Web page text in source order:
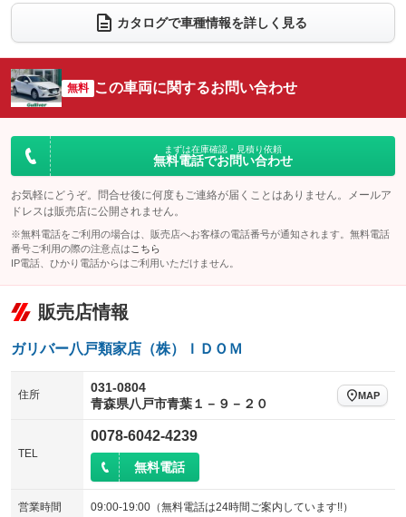
電動リアゲート フロントカメラ
：装備なし
：装備なし ：装備なし
サイドカメラ
：装備なし ルーフレール
：装備なし
：装備なし
：装備なし
カタログで車種情報を詳しく見る
無料 この車両に関するお問い合わせ
まずは在庫確認・見積り依頼
無料電話でお問い合わせ
お気軽にどうぞ。問合せ後に何度もご連絡が届くことはありません。メールア
ドレスは販売店に公開されません。
※無料電話をご利用の場合は、販売店へお客様の電話番号が通知されます。無料電話
番号ご利用の際の注意点は こちら
IP電話、ひかり電話からはご利用いただけません。
販売店情報
ガリバー八戸類家店（株）ＩＤＯＭ
住所
031-0804
青森県八戸市青葉１－９－２０
MAP
TEL
0078-6042-4239
無料電話
営業時間 09:00-19:00（無料電話は24時間ご案内しています!!）